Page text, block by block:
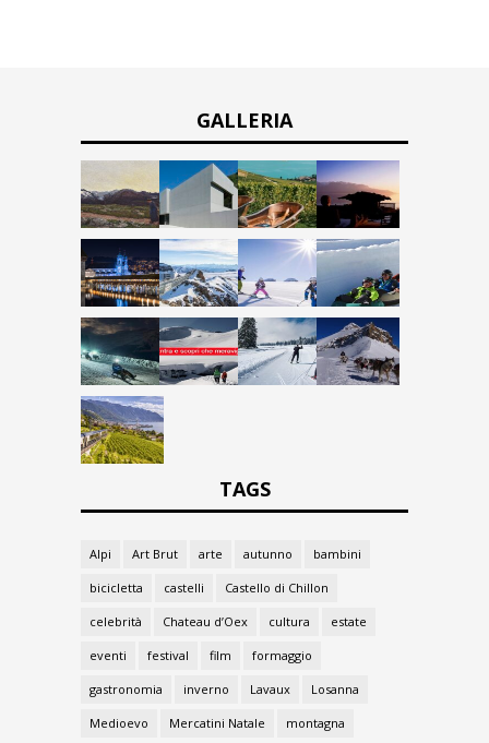
GALLERIA
TAGS
Alpi Art Brut arte autunno bambini
bicicletta castelli Castello di Chillon
celebrità Chateau d’Oex cultura estate
eventi festival film formaggio
gastronomia inverno Lavaux Losanna
Medioevo Mercatini Natale montagna